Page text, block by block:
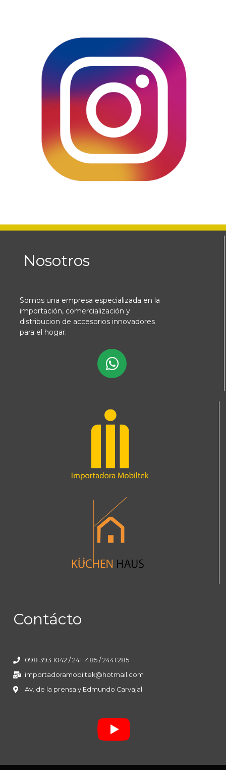
Nosotros
Somos una empresa especializada en la
importación, comercialización y
distribucion de accesorios innovadores
para el hogar.
Contácto
098 393 1042 / 2411 485 / 2441 285
importadoramobiltek@hotmail.com
Av. de la prensa y Edmundo Carvajal